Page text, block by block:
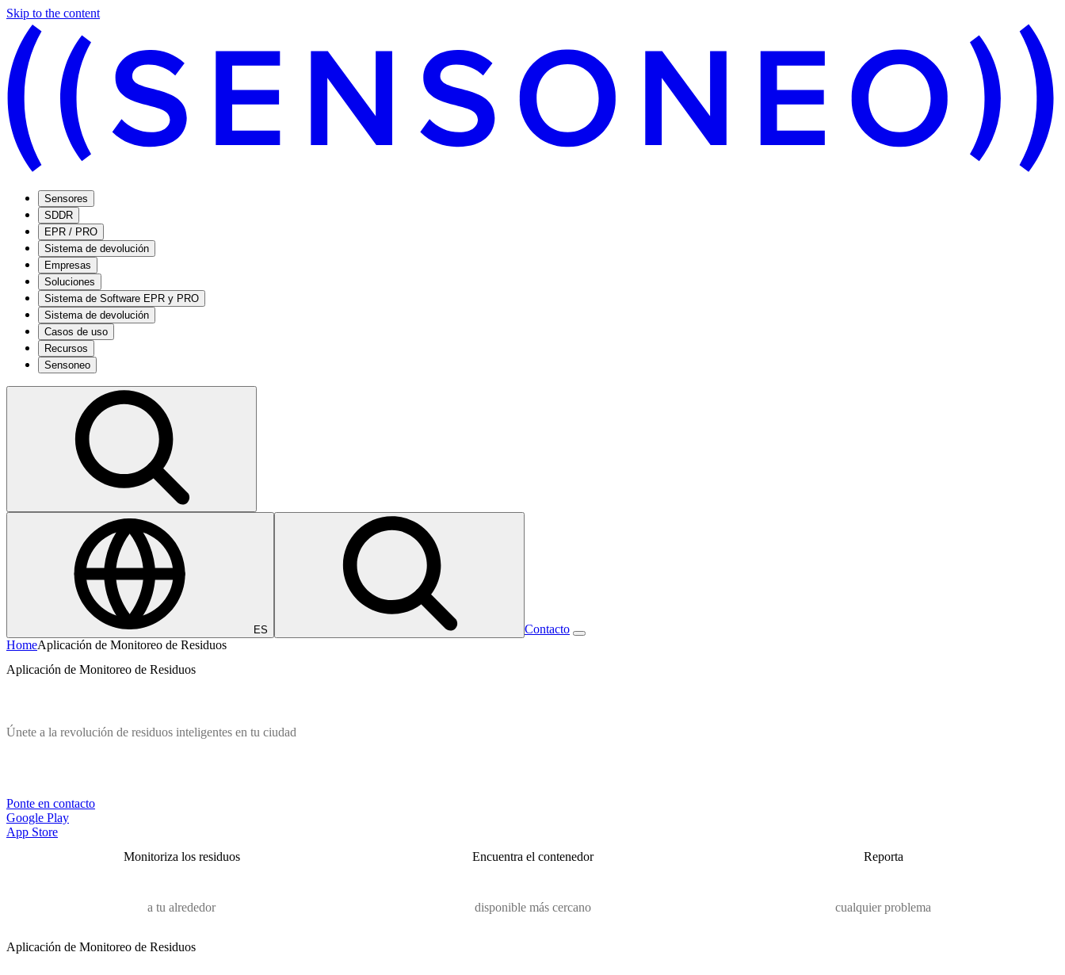
Skip to the content
Sensores
SDDR
EPR / PRO
Sistema de devolución
Empresas
Soluciones
Sistema de Software EPR y PRO
Sistema de devolución
Casos de uso
Recursos
Sensoneo
ES
Contacto
HomeAplicación de Monitoreo de Residuos
Aplicación de Monitoreo de Residuos
Únete a la revolución de residuos inteligentes en tu ciudad
Ponte en contacto
Google Play
App Store
Monitoriza los residuos
a tu alrededor
Encuentra el contenedor
disponible más cercano
Reporta
cualquier problema
Aplicación de Monitoreo de Residuos